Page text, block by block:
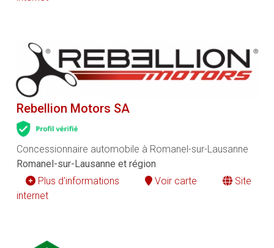
Rebellion Motors SA
Concessionnaire automobile à Romanel-sur-Lausanne
Romanel-sur-Lausanne et région
Plus d'informations
Voir carte
Site
internet